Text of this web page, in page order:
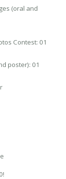
(oral and
Contest: 01
poster): 01